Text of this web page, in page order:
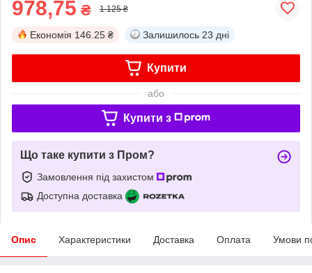
978,75 ₴ 1 125 ₴
Економія 146.25 ₴ Залишилось 23 дні
Купити
або
Купити з
Що таке купити з Пром?
Замовлення під захистом
Доступна доставка
Опис Характеристики Доставка Оплата Умови